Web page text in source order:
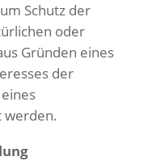
Schutz der
oder
Gründen eines
der
werden.